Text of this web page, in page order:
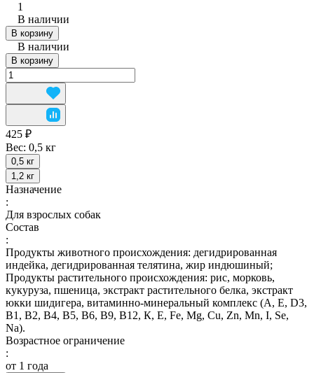
1
В наличии
В корзину
В наличии
В корзину
425 ₽
Вес: 0,5 кг
0,5 кг
1,2 кг
Назначение
:
Для взрослых собак
Состав
:
Продукты животного происхождения: дегидрированная
индейка, дегидрированная телятина, жир индюшиный;
Продукты растительного происхождения: рис, морковь,
кукуруза, пшеница, экстракт растительного белка, экстракт
юкки шидигера, витаминно-минеральный комплекс (А, E, D3,
В1, В2, В4, В5, В6, В9, В12, К, Е, Fe, Mg, Cu, Zn, Mn, I, Se,
Na).
Возрастное ограничение
:
от 1 года